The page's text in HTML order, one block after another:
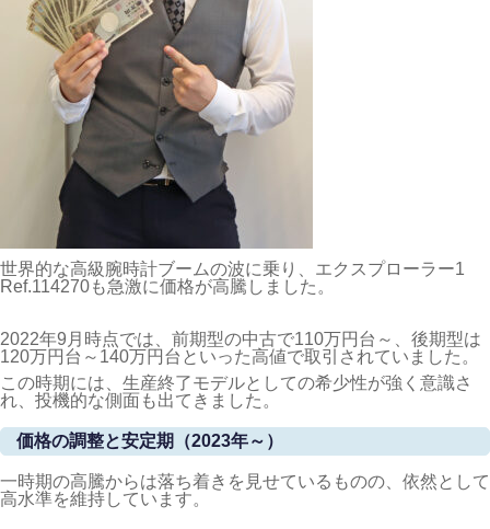
世界的な高級腕時計ブームの波に乗り、エクスプローラー1
Ref.114270も急激に価格が高騰しました。
2022年9月時点では、前期型の中古で110万円台～、後期型は
120万円台～140万円台といった高値で取引されていました。
この時期には、生産終了モデルとしての希少性が強く意識さ
れ、投機的な側面も出てきました。
価格の調整と安定期（2023年～）
一時期の高騰からは落ち着きを見せているものの、依然として
高水準を維持しています。